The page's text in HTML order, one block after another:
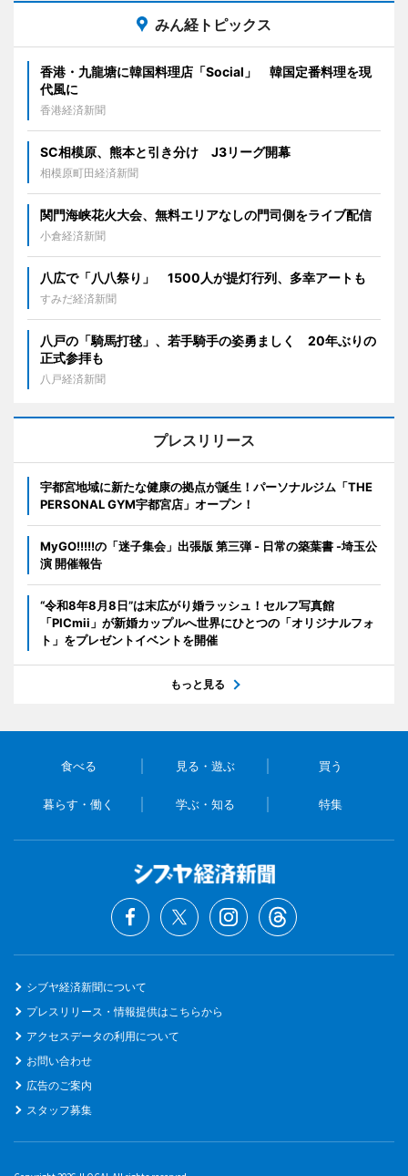
みん経トピックス
香港・九龍塘に韓国料理店「Social」 韓国定番料理を現
代風に
香港経済新聞
SC相模原、熊本と引き分け J3リーグ開幕
相模原町田経済新聞
関門海峡花火大会、無料エリアなしの門司側をライブ配信
小倉経済新聞
八広で「八八祭り」 1500人が提灯行列、多幸アートも
すみだ経済新聞
八戸の「騎馬打毬」、若手騎手の姿勇ましく 20年ぶりの
正式参拝も
八戸経済新聞
プレスリリース
宇都宮地域に新たな健康の拠点が誕生！パーソナルジム「THE
PERSONAL GYM宇都宮店」オープン！
MyGO!!!!!の「迷子集会」出張版 第三弾 - 日常の築葉書 -埼玉公
演 開催報告
“令和8年8月8日”は末広がり婚ラッシュ！セルフ写真館
「PICmii」が新婚カップルへ世界にひとつの「オリジナルフォ
ト」をプレゼントイベントを開催
もっと見る
食べる 見る・遊ぶ 買う
暮らす・働く 学ぶ・知る 特集
シブヤ経済新聞について
プレスリリース・情報提供はこちらから
アクセスデータの利用について
お問い合わせ
広告のご案内
スタッフ募集